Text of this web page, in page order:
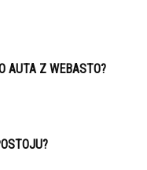
AUTA Z WEBASTO?